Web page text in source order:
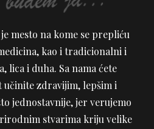
mesto na kome se prepliću
kao i tradicionalni i
lica i duha. Sa nama ćete
zdravijim, lepšim i
jednostavnije, jer verujemo
stvarima kriju velike